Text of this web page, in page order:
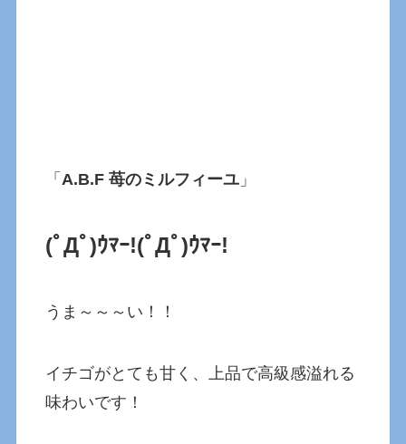
「 A.B.F 苺のミルフィーユ 」
(ﾟДﾟ)ｳﾏｰ!(ﾟДﾟ)ｳﾏｰ!
うま～～～い！！
イチゴがとても甘く、上品で高級感溢れる
味わいです！